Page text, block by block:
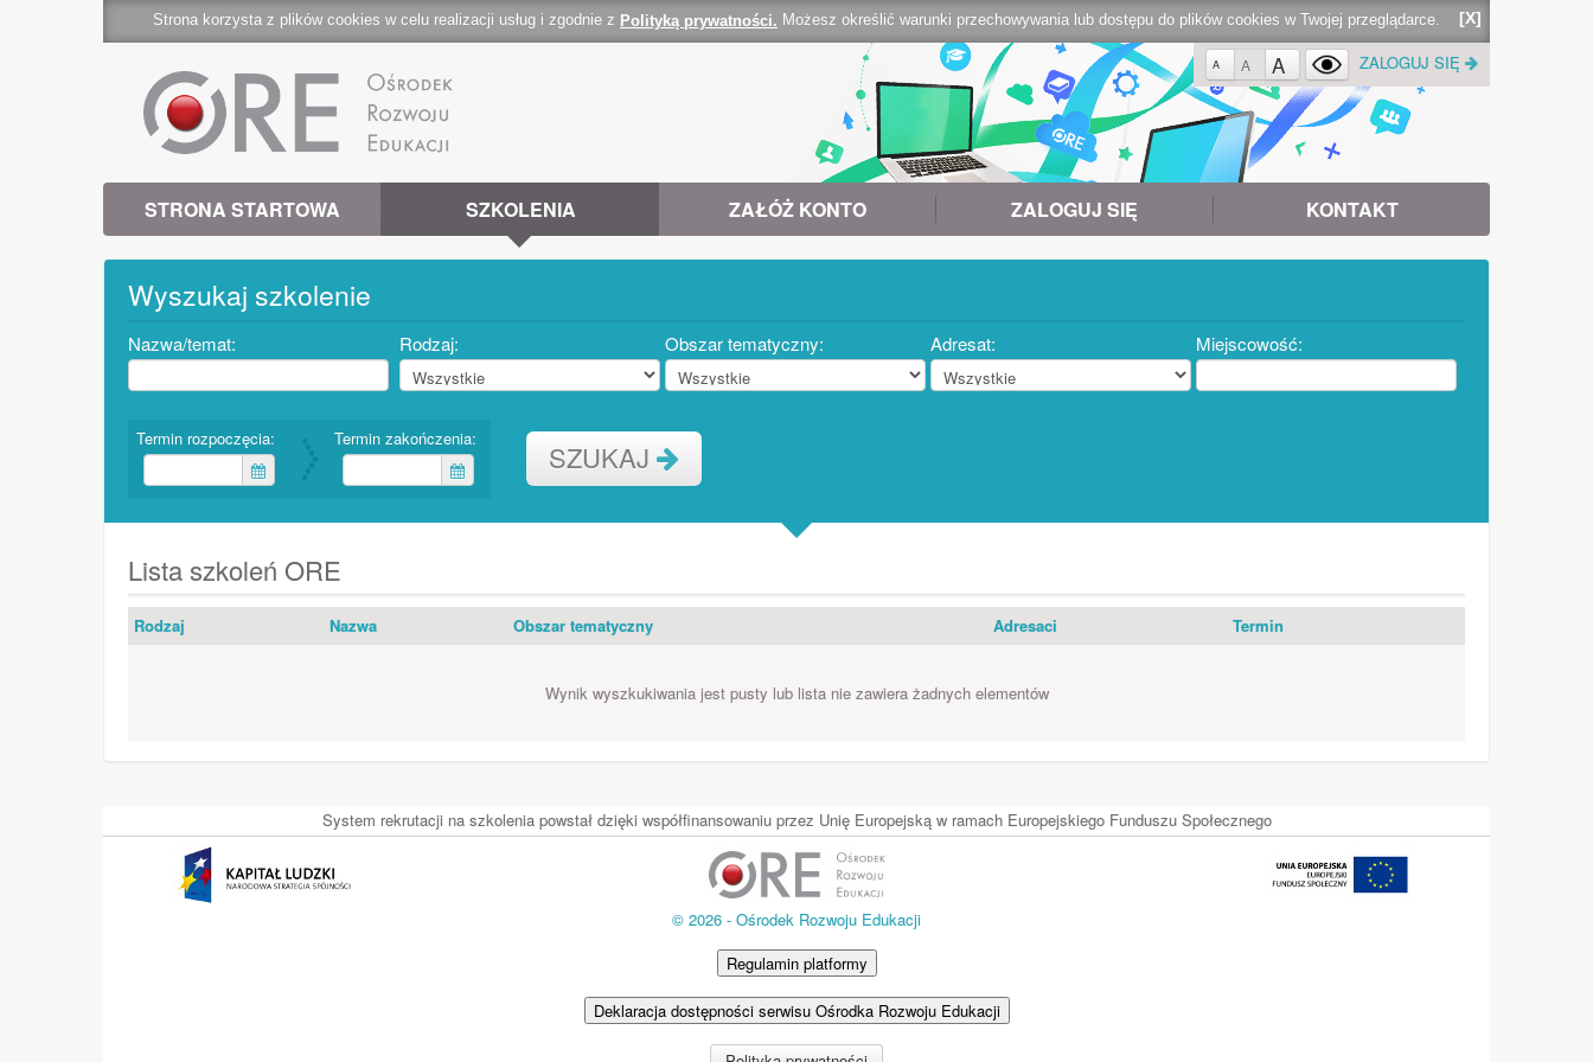
Strona korzysta z plików cookies w celu realizacji usług i zgodnie z Polityką prywatności. Możesz określić warunki przechowywania lub dostępu do plików cookies w Twojej przeglądarce. [X]
STRONA STARTOWA SZKOLENIA ZAŁÓŻ KONTO ZALOGUJ SIĘ KONTAKT
A A A ZALOGUJ SIĘ
Wyszukaj szkolenie
Nazwa/temat: Rodzaj: Obszar tematyczny: Adresat: Miejscowość:
Termin rozpoczęcia: Termin zakończenia:
SZUKAJ
Lista szkoleń ORE
Rodzaj Nazwa Obszar tematyczny Adresaci Termin
Wynik wyszkukiwania jest pusty lub lista nie zawiera żadnych elementów
System rekrutacji na szkolenia powstał dzięki współfinansowaniu przez Unię Europejską w ramach Europejskiego Funduszu Społecznego
© 2026 - Ośrodek Rozwoju Edukacji
Regulamin platformy
Deklaracja dostępności serwisu Ośrodka Rozwoju Edukacji